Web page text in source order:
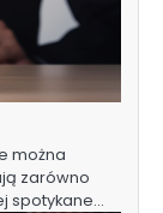
można
zarówno
spotykane…